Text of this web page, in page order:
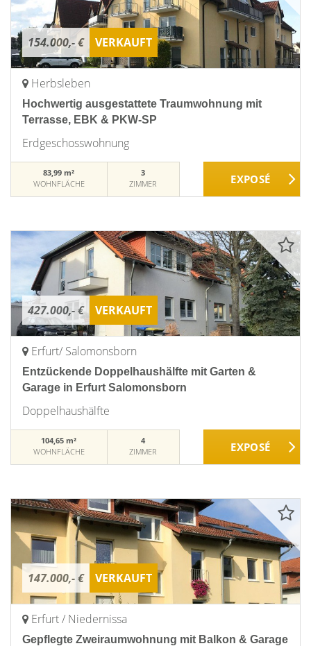
154.000,- € VERKAUFT
Herbsleben
Hochwertig ausgestattete Traumwohnung mit
Terrasse, EBK & PKW-SP
Erdgeschosswohnung
83,99 m²
WOHNFLÄCHE
3
ZIMMER
427.000,- € VERKAUFT
Erfurt/ Salomonsborn
Entzückende Doppelhaushälfte mit Garten &
Garage in Erfurt Salomonsborn
Doppelhaushälfte
104,65 m²
WOHNFLÄCHE
4
ZIMMER
147.000,- € VERKAUFT
Erfurt / Niedernissa
Gepflegte Zweiraumwohnung mit Balkon & Garage